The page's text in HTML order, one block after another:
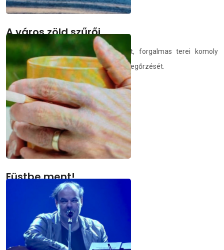
A város zöld szűrői
-A városok egyre sűrűbben beépített, forgalmas terei komoly
kihívás elé állítják a jó levegőminőség megőrzését.
demedia.hu 2025.12.12.
Füstbe ment!
A csikkek nyomában
demedia.hu 2025.12.10.